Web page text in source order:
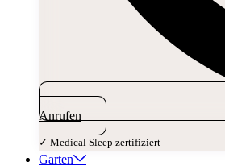
Anrufen
✓ Medical Sleep zertifiziert
Garten